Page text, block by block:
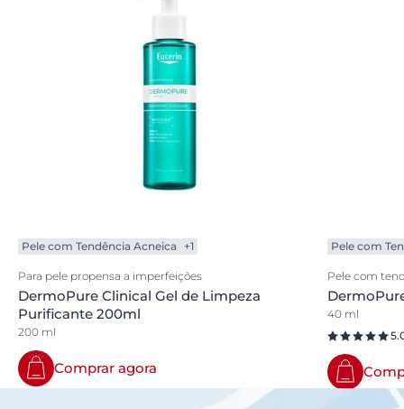
Pele com Tendência Acneica +1
Para pele propensa a imperfeições
DermoPure Clinical Gel de Limpeza
Purificante 200ml
200 ml
Comprar agora
Pele com
Pele com
40 ml